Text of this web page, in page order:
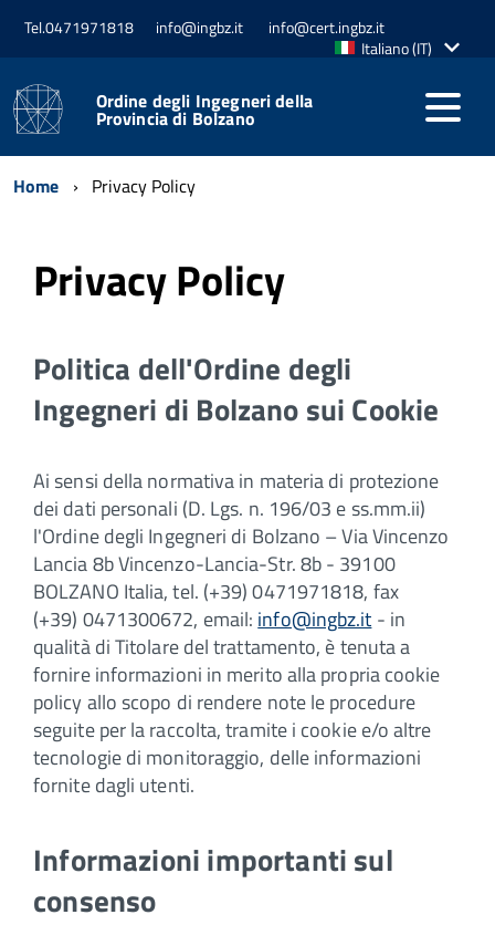
Tel.0471971818 info@ingbz.it
info@cert.ingbz.it
LinguaItaliano (IT)
Ordine degli Ingegneri della
Provincia di Bolzano
Home Privacy Policy
Privacy Policy
Politica dell'Ordine degli
Ingegneri di Bolzano sui Cookie
Ai sensi della normativa in materia di protezione
dei dati personali (D. Lgs. n. 196/03 e ss.mm.ii)
l'Ordine degli Ingegneri di Bolzano – Via Vincenzo
Lancia 8b Vincenzo-Lancia-Str. 8b - 39100
BOLZANO Italia, tel. (+39) 0471971818, fax
(+39) 0471300672, email: info@ingbz.it - in
qualità di Titolare del trattamento, è tenuta a
fornire informazioni in merito alla propria cookie
policy allo scopo di rendere note le procedure
seguite per la raccolta, tramite i cookie e/o altre
tecnologie di monitoraggio, delle informazioni
fornite dagli utenti.
Informazioni importanti sul
consenso